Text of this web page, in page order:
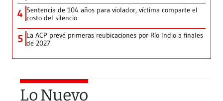
4 Sentencia de 104 años para violador, víctima comparte el
costo del silencio
5 La ACP prevé primeras reubicaciones por Río Indio a finales
de 2027
Lo Nuevo